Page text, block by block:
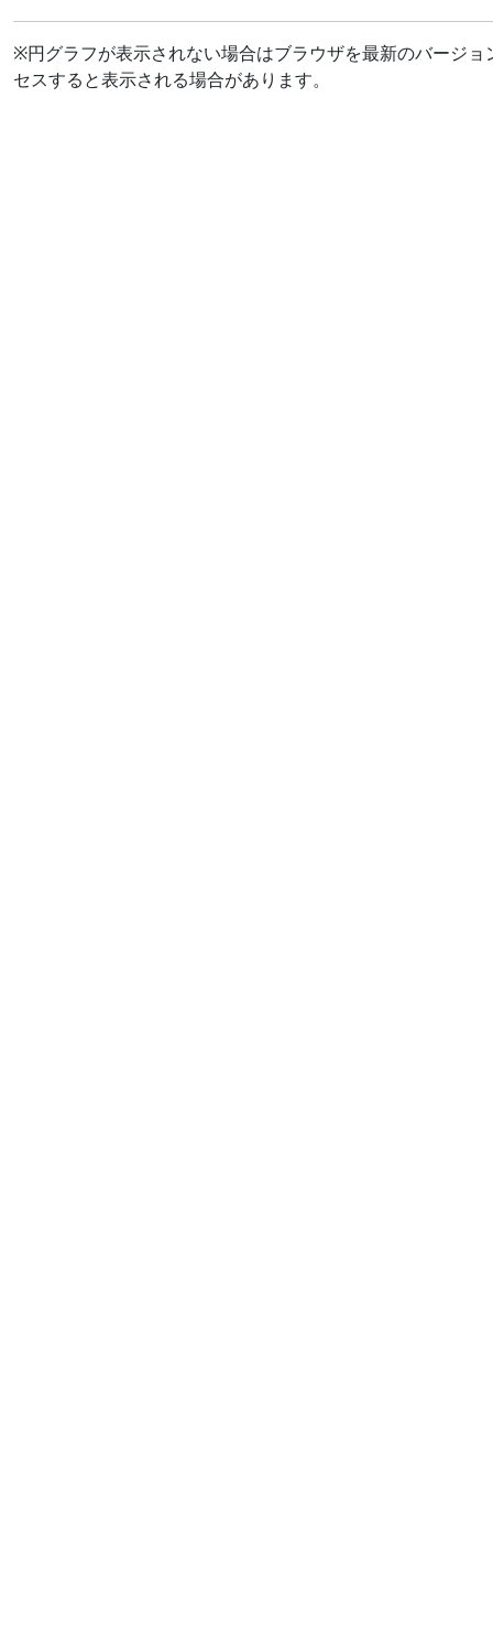
※円グラフが表示されない場合はブラウザを最新のバージ
セスすると表示される場合があります。